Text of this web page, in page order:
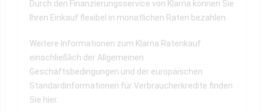
Durch den Finanzierungsservice von Klarna können Sie
Ihren Einkauf flexibel in monatlichen Raten bezahlen.
Weitere Informationen zum Klarna Ratenkauf
einschließlich der Allgemeinen
Geschäftsbedingungen und der europäischen
Standardinformationen für Verbraucherkredite finden
Sie hier.